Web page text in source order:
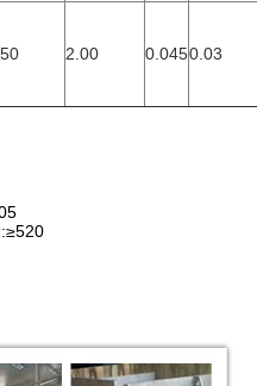
2.00 0.0450.03